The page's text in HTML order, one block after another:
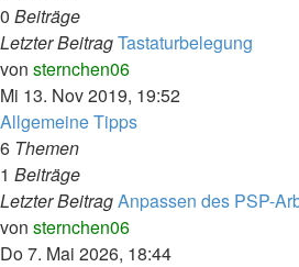
0 Beiträge
Letzter BeitragTastaturbelegung
von sternchen06Neuester
Beitrag
Mi 13. Nov 2019, 19:52
Allgemeine Tipps
6 Themen
1 Beiträge
Letzter BeitragAnpassen des PSP-
von sternchen06Neuester
Beitrag
Do 7. Mai 2026, 18:44